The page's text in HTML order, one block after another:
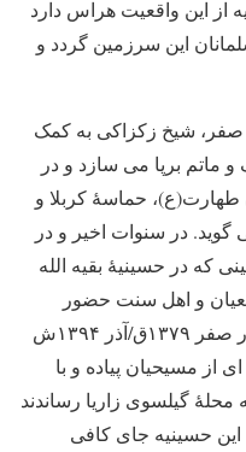
این واقعیت هراس دارد
این سرزمین گردد و
صفر، شیخ زکزاکی به کمک
برپا می سازد و در
طهارت(ع)، حماسۀ کربلا و
در سنوات اخیر و در
که در حسینیۀ بقیه الله
و اهل سنت حضور
یافتند. در سال روز اربعین حسینی در صفر ۱۳۷۹ق/آذر ۱۳۹۴ش
مسیحیان پیاده و با
محلۀ گیلسوی زاریا رساندند
حسینیه جای کافی